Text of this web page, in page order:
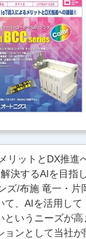
リットとDX推進
決するAIを目指
ズ/布施 竜一・片
て、AIを活用し
いうニーズが高
ョンとして当社が